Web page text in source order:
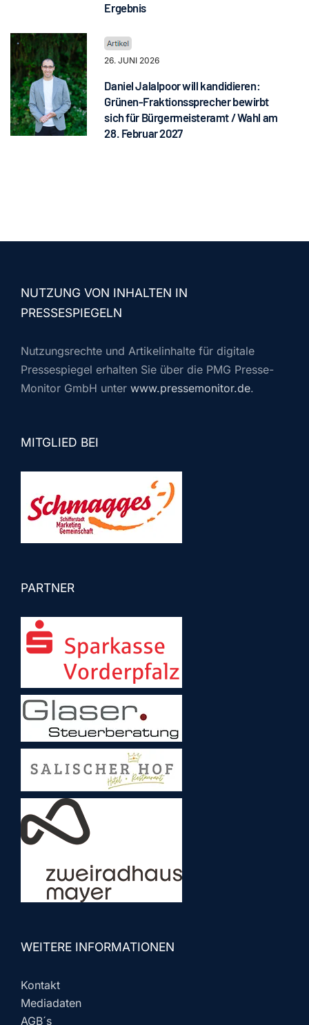
Ergebnis
26. JUNI 2026
Daniel Jalalpoor will kandidieren:
Grünen-Fraktionssprecher bewirbt
sich für Bürgermeisteramt / Wahl am
28. Februar 2027
NUTZUNG VON INHALTEN IN
PRESSESPIEGELN
Nutzungsrechte und Artikelinhalte für digitale
Pressespiegel erhalten Sie über die PMG Presse-
Monitor GmbH unter www.pressemonitor.de.
MITGLIED BEI
PARTNER
WEITERE INFORMATIONEN
Kontakt
Mediadaten
AGB´s